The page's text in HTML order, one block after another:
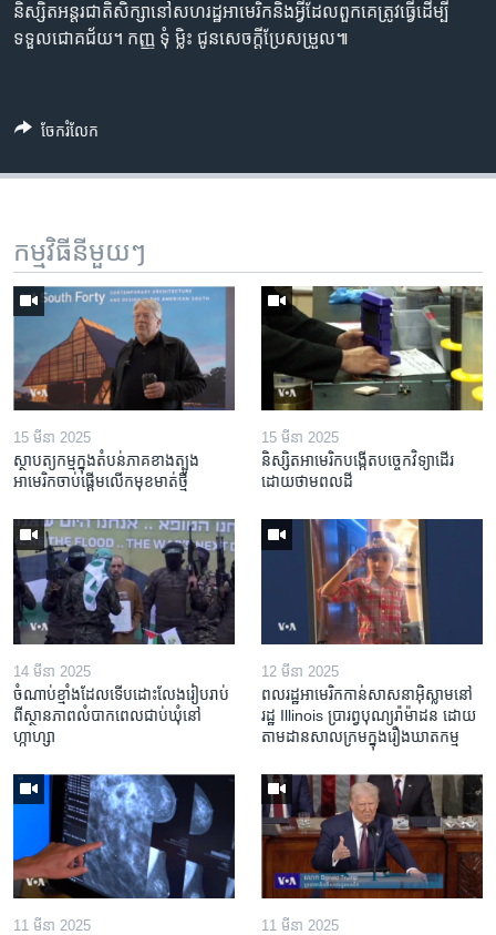
និស្សិតអន្តរជាតិសិក្សានៅសហរដ្ឋអាមេរិកនិងអ្វីដែលពួកគេត្រូវធ្វើដើម្បី
ទទួលជោគជ័យ។ កញ្ញ ទុំ ម្លិះ ជូនសេចក្តីប្រែសម្រួល៕
ចែករំលែក
កម្មវិធី​នីមួយៗ
15 មីនា 2025
ស្ថាបត្យកម្ម​ក្នុង​តំបន់​ភាគ​ខាង​ត្បូង​
អាមេរិក​ចាប់ផ្តើម​លើក​មុខមាត់​ថ្មី
15 មីនា 2025
និស្សិត​អាមេរិក​បង្កើត​បច្ចេកវិទ្យា​ដើរ​
ដោយ​ថាមពល​ដី
14 មីនា 2025
ចំណាប់ខ្មាំង​ដែល​ទើប​ដោះលែង​រៀបរាប់​
ពី​ស្ថានភាព​​លំបាក​ពេល​ជាប់​ឃុំ​នៅ​
ហ្កាហ្សា
12 មីនា 2025
ពលរដ្ឋអាមេរិក​កាន់សាសនា​អ៊ិស្លាម​នៅ
រដ្ឋ Illinois ​ប្រារព្វបុណ្យរ៉ាម៉ាដន ​ដោយ​
តាម​ដាន​​សាលក្រមក្នុងរឿងឃាតកម្ម
11 មីនា 2025 11 មីនា 2025